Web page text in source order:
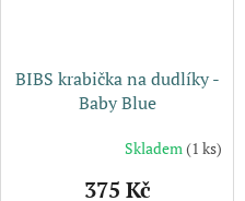
BIBS krabička na dudlíky -
Baby Blue
Skladem (1 ks)
375 Kč